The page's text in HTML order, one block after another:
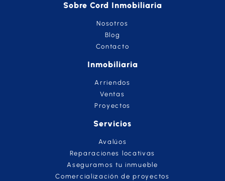
Sobre Cord Inmobiliaria
Nosotros
Blog
Contacto
Inmobiliaria
Arriendos
Ventas
Proyectos
Servicios
Avalúos
Reparaciones locativas
Aseguramos tu inmueble
Comercialización de proyectos